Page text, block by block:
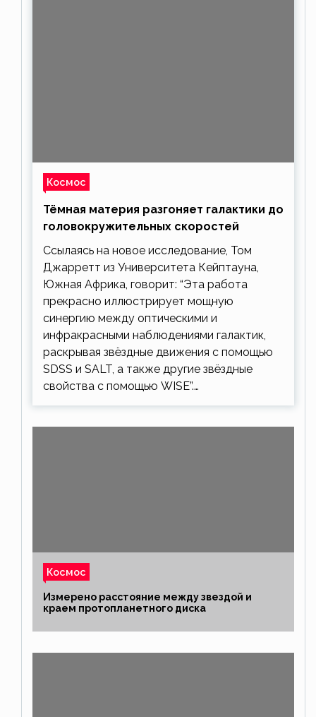
Космос
Тёмная материя разгоняет галактики до
головокружительных скоростей
Ссылаясь на новое исследование, Том
Джарретт из Университета Кейптауна,
Южная Африка, говорит: “Эта работа
прекрасно иллюстрирует мощную
синергию между оптическими и
инфракрасными наблюдениями галактик,
раскрывая звёздные движения с помощью
SDSS и SALT, а также другие звёздные
свойства с помощью WISE”.…
Космос
Измерено расстояние между звездой и
краем протопланетного диска